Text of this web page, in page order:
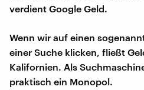
verdient Google Geld.
Wenn wir auf einen
einer Suche klicken, fließt
Kalifornien. Als
praktisch ein Monopol.